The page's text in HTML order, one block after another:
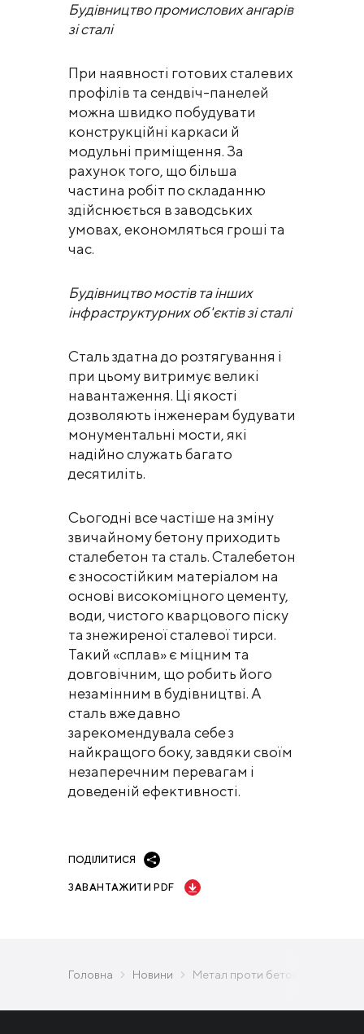
Будівництво промислових ангарів
зі сталі
При наявності готових сталевих
профілів та сендвіч-панелей
можна швидко побудувати
конструкційні каркаси й
модульні приміщення. За
рахунок того, що більша
частина робіт по складанню
здійснюється в заводських
умовах, економляться гроші та
час.
Будівництво мостів та інших
інфраструктурних об'єктів зі сталі
Сталь здатна до розтягування і
при цьому витримує великі
навантаження. Ці якості
дозволяють інженерам будувати
монументальні мости, які
надійно служать багато
десятиліть.
Сьогодні все частіше на зміну
звичайному бетону приходить
сталебетон та сталь. Сталебетон
є зносостійким матеріалом на
основі високоміцного цементу,
води, чистого кварцового піску
та знежиреної сталевої тирси.
Такий «сплав» є міцним та
довговічним, що робить його
незамінним в будівництві. А
сталь вже давно
зарекомендувала себе з
найкращого боку, завдяки своїм
незаперечним перевагам і
доведеній ефективності.
ПОДІЛИТИСЯ
ЗАВАНТАЖИТИ PDF
Головна Новини Метал проти бетону: переваги